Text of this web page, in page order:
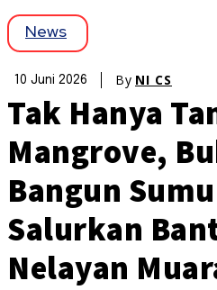
News
10 Juni 2026 By NI CS
Tak Hanya
Mangrove,
Bangun
Salurkan
Nelayan